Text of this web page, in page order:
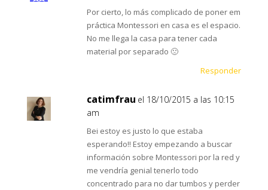
Por cierto, lo más complicado de poner em
práctica Montessori en casa es el espacio.
No me llega la casa para tener cada
material por separado 🙁
Responder
catimfrau el 18/10/2015 a las 10:15
am
Bei estoy es justo lo que estaba
esperando!! Estoy empezando a buscar
información sobre Montessori por la red y
me vendría genial tenerlo todo
concentrado para no dar tumbos y perder